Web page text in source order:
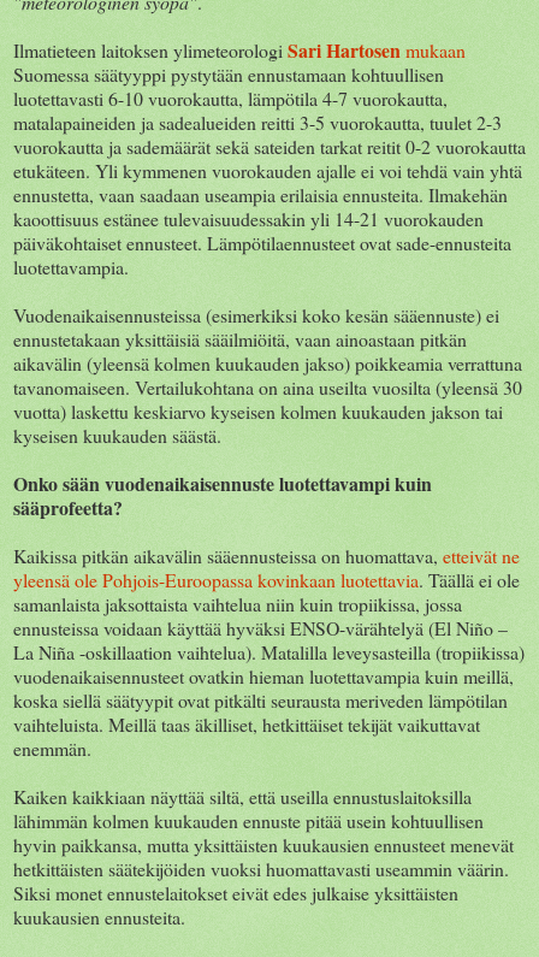
Ilmatieteen laitoksen ylimeteorologi Sari Hartosenmukaan
Suomessa säätyyppi pystytään ennustamaan kohtuullisen
luotettavasti 6-10 vuorokautta, lämpötila 4-7 vuorokautta,
matalapaineiden ja sadealueiden reitti 3-5 vuorokautta, tuulet 2-3
vuorokautta ja sademäärät sekä sateiden tarkat reitit 0-2 vuorokautta
etukäteen. Yli kymmenen vuorokauden ajalle ei voi tehdä vain yhtä
ennustetta, vaan saadaan useampia erilaisia ennusteita. Ilmakehän
kaoottisuus estänee tulevaisuudessakin yli 14-21 vuorokauden
päiväkohtaiset ennusteet. Lämpötilaennusteet ovat sade-ennusteita
luotettavampia.
Vuodenaikaisennusteissa (esimerkiksi koko kesän sääennuste) ei
ennustetakaan yksittäisiä sääilmiöitä, vaan ainoastaan pitkän
aikavälin (yleensä kolmen kuukauden jakso) poikkeamia verrattuna
tavanomaiseen. Vertailukohtana on aina useilta vuosilta (yleensä 30
vuotta) laskettu keskiarvo kyseisen kolmen kuukauden jakson tai
kyseisen kuukauden säästä.
Onko sään vuodenaikaisennuste luotettavampi kuin
sääprofeetta?
Kaikissa pitkän aikavälin sääennusteissa on huomattava, etteivät ne
yleensä ole Pohjois-Euroopassa kovinkaan luotettavia. Täällä ei ole
samanlaista jaksottaista vaihtelua niin kuin tropiikissa, jossa
ennusteissa voidaan käyttää hyväksi ENSO-värähtelyä (El Niño –
La Niña -oskillaation vaihtelua). Matalilla leveysasteilla (tropiikissa)
vuodenaikaisennusteet ovatkin hieman luotettavampia kuin meillä,
koska siellä säätyypit ovat pitkälti seurausta meriveden lämpötilan
vaihteluista. Meillä taas äkilliset, hetkittäiset tekijät vaikuttavat
enemmän.
Kaiken kaikkiaan näyttää siltä, että useilla ennustuslaitoksilla
lähimmän kolmen kuukauden ennuste pitää usein kohtuullisen
hyvin paikkansa, mutta yksittäisten kuukausien ennusteet menevät
hetkittäisten säätekijöiden vuoksi huomattavasti useammin väärin.
Siksi monet ennustelaitokset eivät edes julkaise yksittäisten
kuukausien ennusteita.